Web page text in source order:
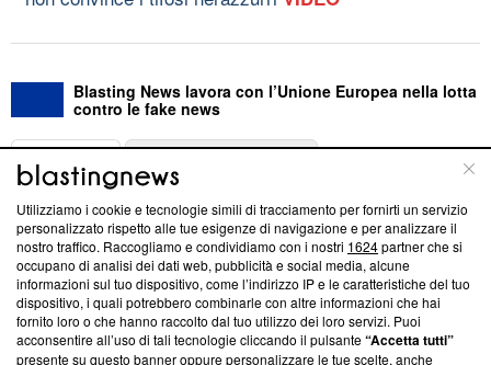
Blasting News lavora con l’Unione Europea nella lotta
contro le fake news
ABOUT
Questa sezione offre informazioni trasparenti su Blasting
News, sui nostri processi editoriali e su come ci impegniamo a
creare news di qualità. Inoltre, afferma la nostra aderenza a
‘Trust Project - News with Integrity’Blasting News non è
ancora membro del programma, ma ha richiesto di farne
parte; Trust Project non ha ancora effettuato una verifica di
conformità agli standard.
Utilizziamo i cookie e tecnologie simili di tracciamento per fornirti un servizio
personalizzato rispetto alle tue esigenze di navigazione e per analizzare il
nostro traffico. Raccogliamo e condividiamo con i nostri 1624partner che si
occupano di analisi dei dati web, pubblicità e social media, alcune
informazioni sul tuo dispositivo, come l’indirizzo IP e le caratteristiche del tuo
dispositivo, i quali potrebbero combinarle con altre informazioni che hai
fornito loro o che hanno raccolto dal tuo utilizzo dei loro servizi. Puoi
acconsentire all’uso di tali tecnologie cliccando il pulsante“Accetta tutti”
presente su questo banner oppure personalizzare le tue scelte, anche